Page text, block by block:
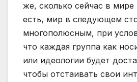
же, сколько сейчас в мире
есть, мир в следующем
многополюсным, при
что каждая группа как
или идеологии будет
чтобы отстаивать свои